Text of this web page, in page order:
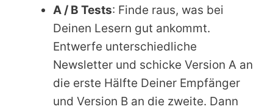
A / B Tests: Finde raus, was bei
Deinen Lesern gut ankommt.
Entwerfe unterschiedliche
Newsletter und schicke Version A an
die erste Hälfte Deiner Empfänger
und Version B an die zweite. Dann